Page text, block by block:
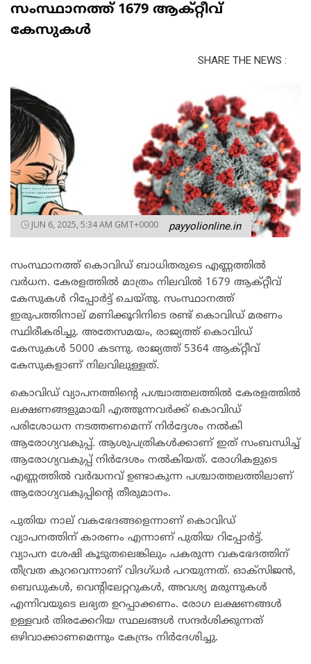
സംസ്ഥാനത്ത് 1679 ആക്റ്റീവ്
കേസുകൾ
SHARE THE NEWS :
JUN 6, 2025, 5:34 AM GMT+0000 payyolionline.in
സംസ്ഥാനത്ത് കൊവിഡ് ബാധിതരുടെ എണ്ണത്തിൽ
വർധന. കേരളത്തിൽ മാത്രം നിലവിൽ 1679 ആക്റ്റീവ്
കേസുകൾ റിപ്പോർട്ട് ചെയ്തു. സംസ്ഥാനത്ത്
ഇരുപത്തിനാല് മണിക്കൂറിനിടെ രണ്ട് കൊവിഡ് മരണം
സ്ഥിരീകരിച്ചു. അതേസമയം, രാജ്യത്ത് കൊവിഡ്
കേസുകള്‍ 5000 കടന്നു. രാജ്യത്ത് 5364 ആക്റ്റീവ്
കേസുകളാണ് നിലവിലുള്ളത്.
കൊവിഡ് വ്യാപനത്തിന്റെ പശ്ചാത്തലത്തിൽ കേരളത്തിൽ
ലക്ഷണങ്ങളുമായി എത്തുന്നവർക്ക് കൊവിഡ്
പരിശോധന നടത്തണമെന്ന് നിർദ്ദേശം നൽകി
ആരോഗ്യവകുപ്പ്. ആശുപത്രികൾക്കാണ് ഇത് സംബന്ധിച്ച്
ആരോഗ്യവകുപ്പ് നിർദേശം നൽകിയത്. രോഗികളുടെ
എണ്ണത്തിൽ വർദ്ധനവ് ഉണ്ടാകുന്ന പശ്ചാത്തലത്തിലാണ്
ആരോഗ്യവകുപ്പിന്റെ തീരുമാനം.
പുതിയ നാല് വകഭേദങ്ങളെന്നാണ് കൊവിഡ്
വ്യാപനത്തിന് കാരണം എന്നാണ് പുതിയ റിപ്പോർട്ട്.
വ്യാപന ശേഷി കൂടുതലെങ്കിലും പകരുന്ന വകഭേദത്തിന്
തീവ്രത കുറവെന്നാണ് വിദഗ്ധർ പറയുന്നത്. ഓക്സിജൻ,
ബെഡുകൾ, വെന്റിലേറ്ററുകൾ, അവശ്യ മരുന്നുകൾ
എന്നിവയുടെ ലഭ്യത ഉറപ്പാക്കണം. രോഗ ലക്ഷണങ്ങൾ
ഉള്ളവർ തിരക്കേറിയ സ്ഥലങ്ങൾ സന്ദർശിക്കുന്നത്
ഒഴിവാക്കാണമെന്നും കേന്ദ്രം നിർദേശിച്ചു.